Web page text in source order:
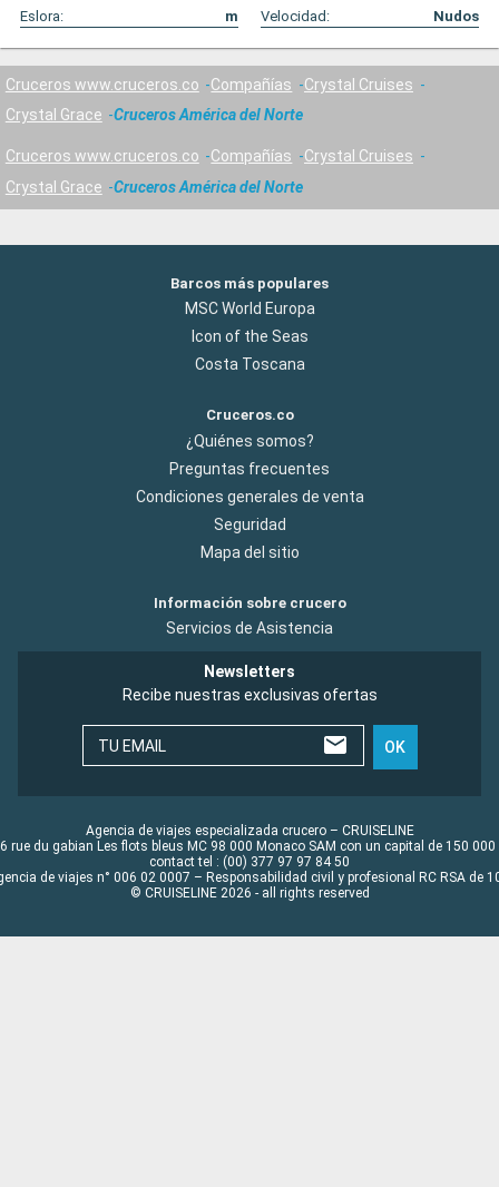
Eslora:
m Velocidad: Nudos
Cruceros www.cruceros.co Compañías
Crystal Cruises
Crystal Grace
Cruceros América del Norte
Cruceros www.cruceros.co Compañías
Crystal Cruises
Crystal Grace
Cruceros América del Norte
Barcos más populares
MSC World Europa
Icon of the Seas
Costa Toscana
Cruceros.co
¿Quiénes somos?
Preguntas frecuentes
Condiciones generales de venta
Seguridad
Mapa del sitio
Información sobre crucero
Servicios de Asistencia
Newsletters
Recibe nuestras exclusivas ofertas
TU EMAIL OK
Agencia de viajes especializada crucero – CRUISELINE
rue du gabian Les flots bleus MC 98 000 Monaco SAM con un capital de 150 000
contact tel : (00) 377 97 97 84 50
de viajes n° 006 02 0007 – Responsabilidad civil y profesional RC RSA de
© CRUISELINE 2026 - all rights reserved